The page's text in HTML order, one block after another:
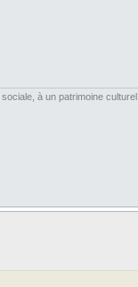
à un patrimoine